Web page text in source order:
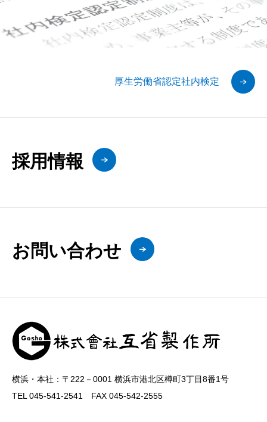
厚生労働省認定社内検定
採用情報
お問い合わせ
横浜・本社：〒222－0001 横浜市港北区樽町3丁目8番1号
TEL 045-541-2541 FAX 045-542-2555